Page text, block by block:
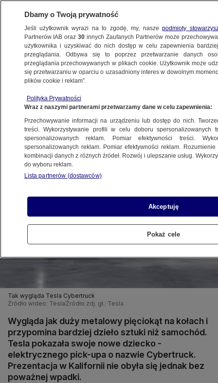
BIZNES
MOTO
Wpadka podczas prezentacji
22.11.2019, 11:57
Udostępnij
Tak wygląda Tesla Cybertruck
Źródło wideo: Tesla Źródło zdj. gł.: Tesla
Wygląda jak duży metalowy pięciokąt na kołach i
przypomina bardziej dzieło sztuki niż samochód.
Tesla pokazała swoje nowe dziecko -
elektrycznego pick-upa o nazwie Cybertruck.
Prezentacja w Kalifornii nie obyła się jednak bez
poważnej wpadki.
Dbamy o Twoją prywatność
Jeśli użytkownik wyrazi na to zgodę, my, naszepodmioty
Partnerów IAB oraz30 innych Zaufanych Partnerów może
użytkownika i uzyskiwać do nich dostęp w celu zapewnienia
przeglądania. Odbywa się to poprzez przetwarzanie danych
przeglądania przechowywanych w plikach cookie. Użytkownik może
się przetwarzaniu w oparciu o uzasadniony interes w dowolnym
plików cookie i reklam”.
Polityka Prywatności
Wraz z naszymi partnerami przetwarzamy dane w celu zapewnienia:
Przechowywanie informacji na urządzeniu lub dostęp do nich.
treści. Wykorzystywanie profili w celu doboru spersonalizowanych
spersonalizowanych reklam. Pomiar efektywności treści.
spersonalizowanych reklam. Pomiar efektywności reklam.
kombinacji danych z różnych źródeł. Rozwój i ulepszanie usług.
do wyboru reklam.
Lista partnerów (dostawców)
Akceptuję
Pokaż cele